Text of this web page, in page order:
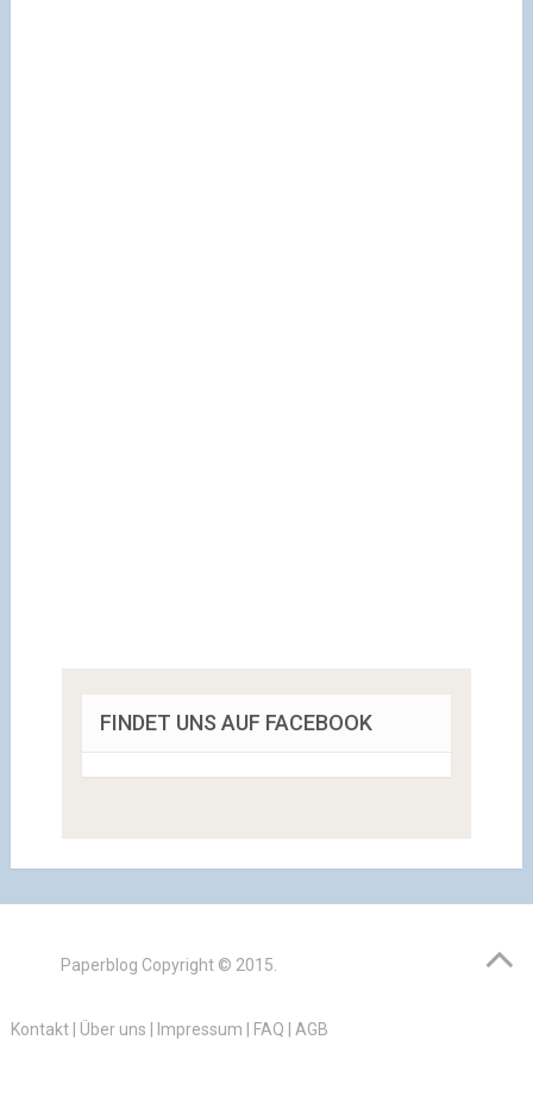
FINDET UNS AUF FACEBOOK
Paperblog Copyright © 2015.
Kontakt| Über uns Impressum FAQ AGB